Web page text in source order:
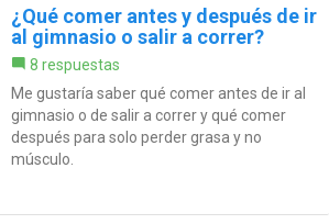
¿Qué comer antes y después de ir
al gimnasio o salir a correr?
8 respuestas
Me gustaría saber qué comer antes de ir al
gimnasio o de salir a correr y qué comer
después para solo perder grasa y no
músculo.